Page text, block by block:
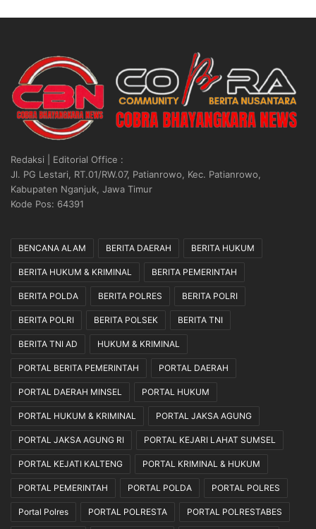
Redaksi | Editorial Office :
Jl. PG Lestari, RT.01/RW.07, Patianrowo, Kec. Patianrowo,
Kabupaten Nganjuk, Jawa Timur
Kode Pos: 64391
BENCANA ALAM BERITA DAERAH BERITA HUKUM
BERITA HUKUM & KRIMINAL BERITA PEMERINTAH
BERITA POLDA BERITA POLRES BERITA POLRI
BERITA POLRI BERITA POLSEK BERITA TNI
BERITA TNI AD HUKUM & KRIMINAL
PORTAL BERITA PEMERINTAH PORTAL DAERAH
PORTAL DAERAH MINSEL PORTAL HUKUM
PORTAL HUKUM & KRIMINAL PORTAL JAKSA AGUNG
PORTAL JAKSA AGUNG RI PORTAL KEJARI LAHAT SUMSEL
PORTAL KEJATI KALTENG PORTAL KRIMINAL & HUKUM
PORTAL PEMERINTAH PORTAL POLDA PORTAL POLRES
Portal Polres PORTAL POLRESTA PORTAL POLRESTABES